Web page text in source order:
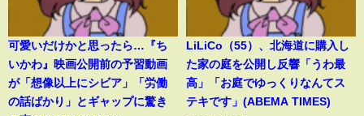
可愛いだけかと思ったら…『ち
いかわ』映画公開前の予習動画
が「想像以上にシビア」「労働
の話ばかり」とギャップに驚き
LiLiCo（55）、北海道に購入し
た家の庭を公開し反響「うわ最
高」「お庭でゆっくりなんてス
テキです」(ABEMA TIMES)